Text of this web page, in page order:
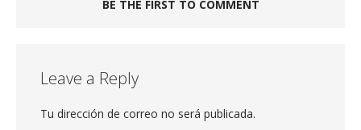
BE THE FIRST TO COMMENT
Leave a Reply
Tu dirección de correo no será publicada.